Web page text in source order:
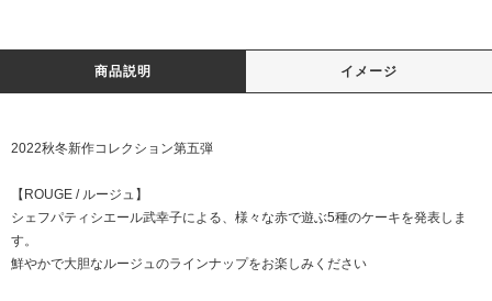
商品説明 イメージ
2022秋冬新作コレクション第五弾
【ROUGE / ルージュ】
シェフパティシエール武幸子による、様々な赤で遊ぶ5種のケーキを発表しま
す。
鮮やかで大胆なルージュのラインナップをお楽しみください